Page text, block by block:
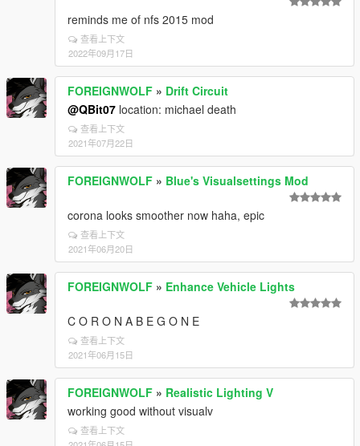
reminds me of nfs 2015 mod
查看上下文
2022年09月17日
FOREIGNWOLF » Drift Circuit
@QBit07 location: michael death
查看上下文
2021年07月22日
FOREIGNWOLF » Blue's Visualsettings Mod
corona looks smoother now haha, epic
查看上下文
2021年06月20日
FOREIGNWOLF » Enhance Vehicle Lights
C O R O N A B E G O N E
查看上下文
2021年06月15日
FOREIGNWOLF » Realistic Lighting V
working good without visualv
查看上下文